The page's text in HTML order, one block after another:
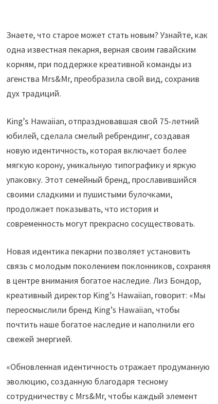
Знаете, что старое может стать новым? Узнайте, как
одна известная пекарня, верная своим гавайским
корням, при поддержке креативной команды из
агенства Mrs&Mr, преобразила свой вид, сохранив
дух традиций.
King’s Hawaiian, отпраздновавшая свой 75-летний
юбилей, сделала смелый ребрендинг, создавая
новую идентичность, которая включает более
мягкую корону, уникальную типографику и яркую
упаковку. Этот семейный бренд, прославившийся
своими сладкими и пушистыми булочками,
продолжает показывать, что история и
современность могут прекрасно сосуществовать.
Новая идентика пекарни позволяет установить
связь с молодым поколением поклонников, сохраняя
в центре внимания богатое наследие. Лиз Бондор,
креативный директор King’s Hawaiian, говорит: «Мы
переосмыслили бренд King’s Hawaiian, чтобы
почтить наше богатое наследие и наполнили его
свежей энергией.
«Обновленная идентичность отражает продуманную
эволюцию, созданную благодаря тесному
сотрудничеству с Mrs&Mr, чтобы каждый элемент